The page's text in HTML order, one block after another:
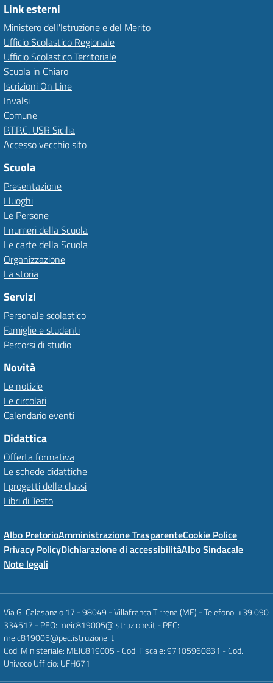
Link esterni
Ministero dell'Istruzione e del Merito
Ufficio Scolastico Regionale
Ufficio Scolastico Territoriale
Scuola in Chiaro
Iscrizioni On Line
Invalsi
Comune
P.T.P.C. USR Sicilia
Accesso vecchio sito
Scuola
Presentazione
I luoghi
Le Persone
I numeri della Scuola
Le carte della Scuola
Organizzazione
La storia
Servizi
Personale scolastico
Famiglie e studenti
Percorsi di studio
Novità
Le notizie
Le circolari
Calendario eventi
Didattica
Offerta formativa
Le schede didattiche
I progetti delle classi
Libri di Testo
Albo PretorioAmministrazione TrasparenteCookie Police
Privacy PolicyDichiarazione di accessibilitàAlbo Sindacale
Note legali
Via G. Calasanzio 17 - 98049 - Villafranca Tirrena (ME) - Telefono: +39 090
334517 - PEO: meic819005@istruzione.it - PEC:
meic819005@pec.istruzione.it
Cod. Ministeriale: MEIC819005 - Cod. Fiscale: 97105960831 - Cod.
Univoco Ufficio: UFH671